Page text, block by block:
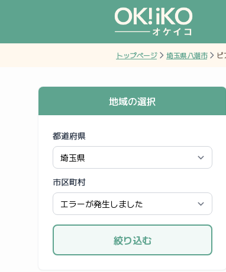
トップページ 埼玉県八潮市 ピ
地域の選択
都道府県
市区町村
絞り込む